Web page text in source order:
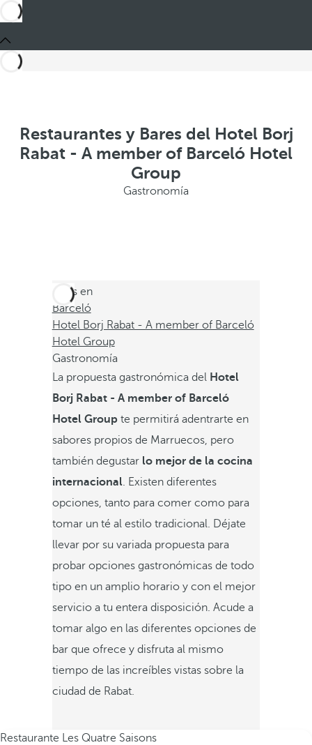
Restaurantes y Bares del Hotel Borj
Rabat - A member of Barceló Hotel
Group
Gastronomía
Estás en
Barceló
Hotel Borj Rabat - A member of Barceló
Hotel Group
Gastronomía
La propuesta gastronómica del Hotel
Borj Rabat - A member of Barceló
Hotel Groupte permitirá adentrarte en
sabores propios de Marruecos, pero
también degustar lo mejor de la cocina
internacional. Existen diferentes
opciones, tanto para comer como para
tomar un té al estilo tradicional. Déjate
llevar por su variada propuesta para
probar opciones gastronómicas de todo
tipo en un amplio horario y con el mejor
servicio a tu entera disposición. Acude a
tomar algo en las diferentes opciones de
bar que ofrece y disfruta al mismo
tiempo de las increíbles vistas sobre la
ciudad de Rabat.
Restaurante Les Quatre Saisons